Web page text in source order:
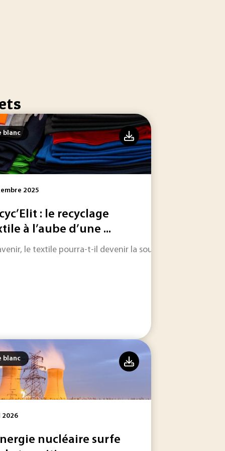
d'énergies renouvelables.
blanc
2025
: le recyclage
à l’aube d’une ...
le textile pourra-t-il devenir la source principale de
blanc
2026
nucléaire surfe